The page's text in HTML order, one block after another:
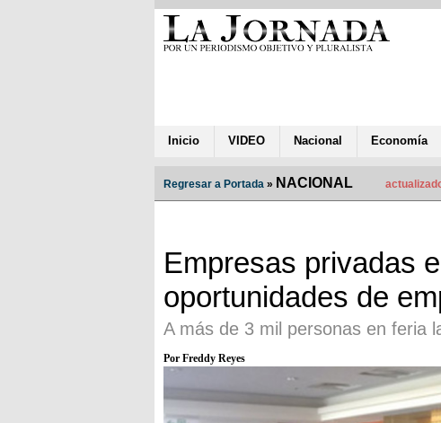
Inicio VIDEO Nacional Economía
Regresar a Portada » NACIONAL
Empresas privadas
oportunidades de
A más de 3 mil personas en feria
Por Freddy Reyes